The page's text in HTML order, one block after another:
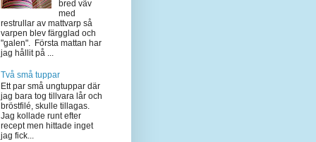
bred väv
med
restrullar av mattvarp så
varpen blev färgglad och
"galen". Första mattan har
jag hållit på ...
Två små tuppar
Ett par små ungtuppar där
jag bara tog tillvara lår och
bröstfilé, skulle tillagas.
Jag kollade runt efter
recept men hittade inget
jag fick...